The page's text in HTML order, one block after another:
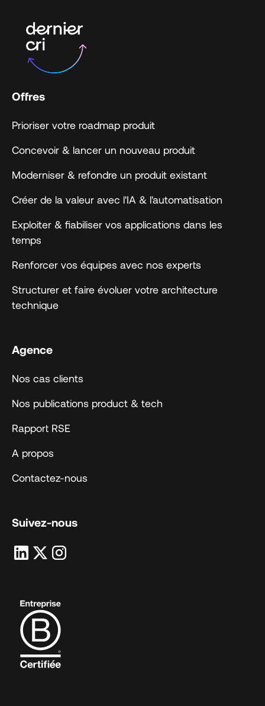
Offres
Prioriser votre roadmap produit
Concevoir & lancer un nouveau produit
Moderniser & refondre un produit existant
Créer de la valeur avec l'IA & l'automatisation
Exploiter & fiabiliser vos applications dans les
temps
Renforcer vos équipes avec nos experts
Structurer et faire évoluer votre architecture
technique
Agence
Nos cas clients
Nos publications product & tech
Rapport RSE
A propos
Contactez-nous
Suivez-nous